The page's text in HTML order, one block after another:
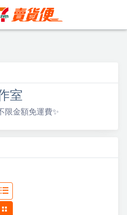
室
限金額免運費✨